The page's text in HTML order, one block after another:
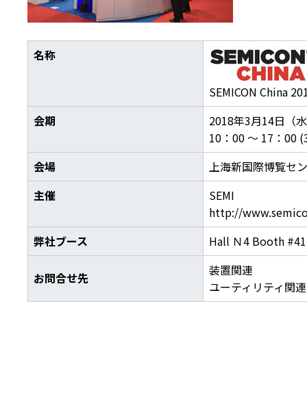
名称
SEMICON China
会期
2018年3月14日（
10：00 ～ 17：00
会場
上海新国際博覧セ
主催
SEMI
http://
弊社ブース
Hall Ｎ4 Booth
お問合せ先
装置関
ユーティリティ